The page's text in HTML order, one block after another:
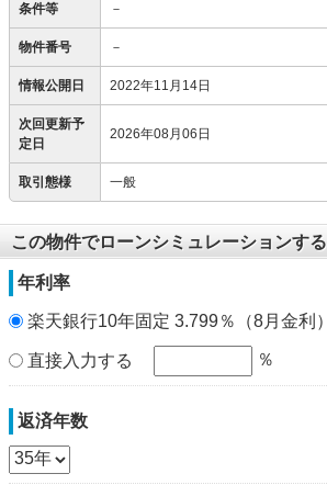
条件等 －
物件番号 －
情報公開日 2022年11月14日
次回更新予
定日
2026年08月06日
取引態様 一般
この物件でローンシミュレーションする
年利率
楽天銀行10年固定 3.799％（8月金利）
直接入力する ％
返済年数